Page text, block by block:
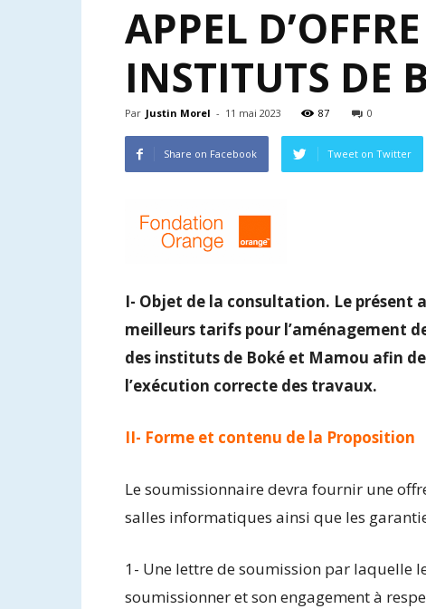
APPEL
INSTITUTS DE
Par Justin Morel - 11 mai 2023 87 0
Share on Facebook Tweet on Twitter
I- Objet de la consultation. Le présent
meilleurs tarifs pour l’aménagement
des instituts de Boké et Mamou afin
l’exécution correcte des travaux.
II- Forme et contenu de la Proposition
Le soumissionnaire devra fournir une
salles informatiques ainsi que les
1- Une lettre de soumission par laquelle
soumissionner et son engagement à